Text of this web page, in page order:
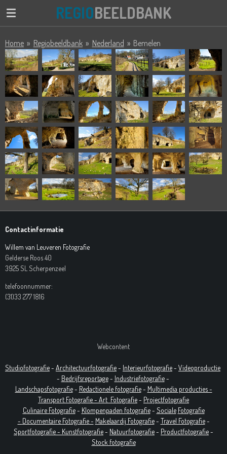
Ga
de
hoofdinhoud
REGIOBEELDBANK
Home » Regiobeeldbank » Nederland » Bemelen
Contactinformatie
Willem van Leuveren Fotografie
Gelderse Roos 40
3925 SL Scherpenzeel
telefoonnummer:
(31)33 277 1816
Webcontent
Studiofotografie- Architectuurfotografie- Interieurfotografie- Videoproductie
- Bedrijfsreportage- Industriefotografie-
Landschapsfotografie- Redactionele fotografie- Multimedia producties -
Transport Fotografie - Art Fotografie- Projectfotografie
Culinaire Fotografie- Klompenpaden fotografie- Sociale Fotografie
- Documentaire Fotografie- Makelaardij Fotografie- Travel Fotografie-
Sportfotografie - Kunstfotografie- Natuurfotografie- Productfotografie-
Stock fotografie